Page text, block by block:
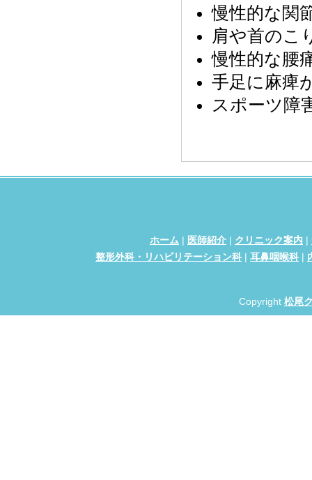
慢性的な関
肩や首のこ
慢性的な腰
手足に麻痺
スポーツ障
ホーム | 医師紹介 | クリニック案内 |
整形外科・リハビリテーション科 | 耳鼻咽喉科 |
Copyright 松尾